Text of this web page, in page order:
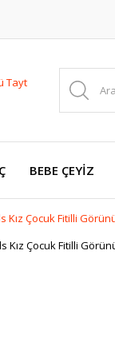
BEBE ÇEYİZ
Kız Çocuk Fitilli